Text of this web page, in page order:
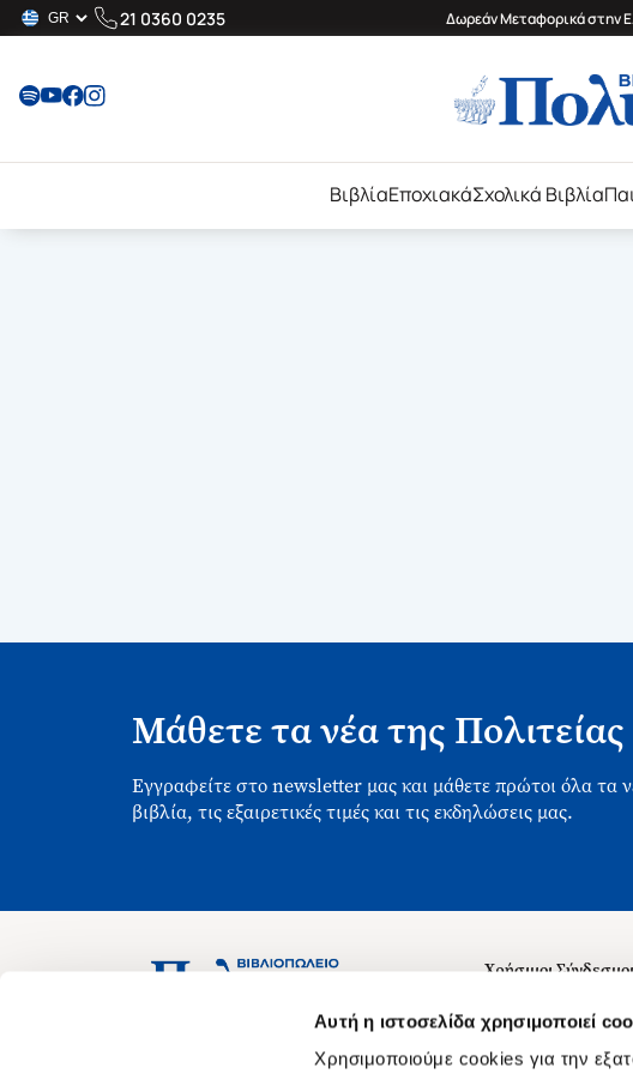
Αυτή η ιστοσελίδα χρησιμοποιεί
Χρησιμοποιούμε cookies για την
21 0360 0235 Δωρεάν Μεταφορικά στην
ΒιβλίαΕποχιακάΣχολικά Βιβλία
Μάθετε τα νέα της Πολιτείας
Εγγραφείτε στο newsletter μας και μάθετε πρώτοι όλα τα
βιβλία, τις εξαιρετικές τιμές και τις εκδηλώσεις μας.
Ασκληπιού 1-3, Αθήνα 106 79
Χρήσιμοι Σύνδεσμοι
Σχετικά με εμάς
Θέσεις Εργασίας